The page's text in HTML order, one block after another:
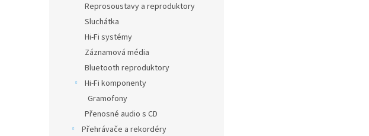
Reprosoustavy a reproduktory
Sluchátka
Hi-Fi systémy
Záznamová média
Bluetooth reproduktory
Hi-Fi komponenty
Gramofony
Přenosné audio s CD
Přehrávače a rekordéry